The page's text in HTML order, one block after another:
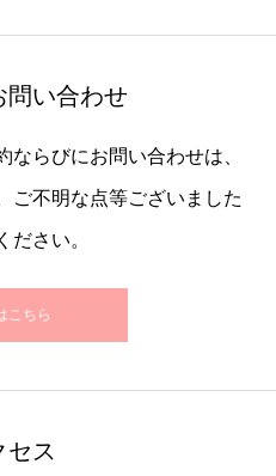
問い合わせ
らびにお問い合わせは、
ご不明な点等ございました
ださい。
こちら
セス